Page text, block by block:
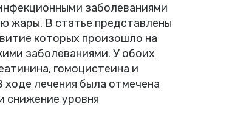
заболеваниями
жары. В статье представлены
которых произошло на
заболеваниями. У обоих
гомоцистеина и
лечения была отмечена
снижение уровня